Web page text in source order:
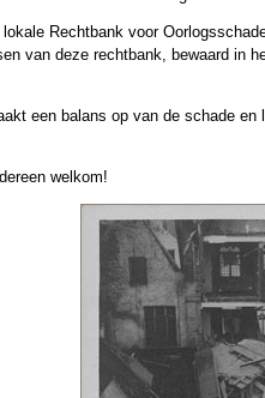
Rechtbank voor
van deze rechtbank, bewaard in
een balans op van de schade
welkom!